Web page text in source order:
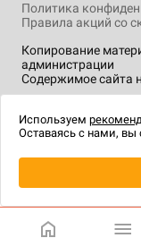
Копирование
администрации
Содержимое сайта
Политика
Правила акций со
технологии.
Используем
Оставаясь с нами, вы